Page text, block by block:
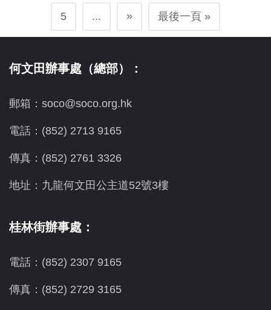
5 ... » 最後一頁 »
何文田辦事處（總部）：
郵箱：soco@soco.org.hk
電話：(852) 2713 9165
傳真：(852) 2761 3326
地址：九龍何文田公主道52號3樓
桂林街辦事處：
電話：(852) 2307 9165
傳真：(852) 2729 3165